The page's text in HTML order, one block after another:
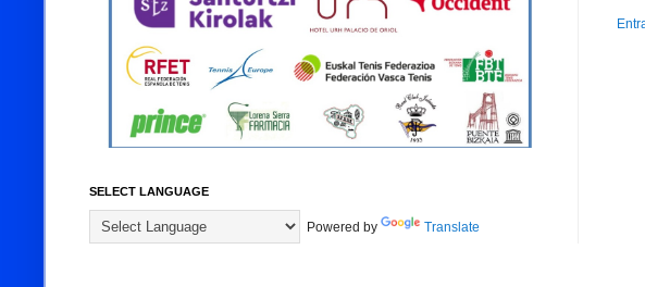
SELECT LANGUAGE
Powered by Translate